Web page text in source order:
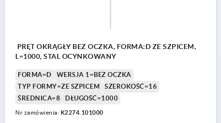
PRĘT OKRĄGŁY BEZ OCZKA, FORMA:D ZE SZPICEM,
L=1000, STAL OCYNKOWANY
FORMA=D
WERSJA 1=BEZ OCZKA
TYP FORMY=ZE SZPICEM
SZEROKOŚĆ=16
ŚREDNICA=8
DŁUGOŚĆ=1000
Nr zamówienia: K2274.101000